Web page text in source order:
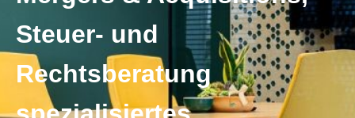
Steuer- und
Rechtsberatung